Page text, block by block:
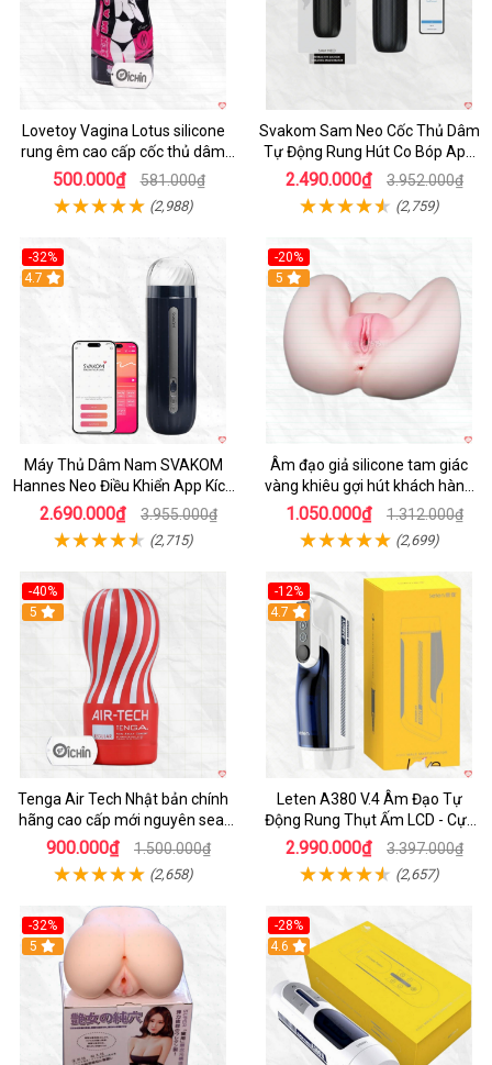
Lovetoy Vagina Lotus silicone
rung êm cao cấp cốc thủ dâm
nam
500.000₫ 581.000₫
(2,988)
Svakom Sam Neo Cốc Thủ Dâm
Tự Động Rung Hút Co Bóp App
Điều Khiển
2.490.000₫ 3.952.000₫
(2,759)
-32%
Hot
4.7
Máy Thủ Dâm Nam SVAKOM
Hannes Neo Điều Khiển App Kích
Thích
2.690.000₫ 3.955.000₫
(2,715)
-20%
Hot
5
Âm đạo giả silicone tam giác
vàng khiêu gợi hút khách hàng
nam
1.050.000₫ 1.312.000₫
(2,699)
-40%
Hot
5
Tenga Air Tech Nhật bản chính
hãng cao cấp mới nguyên seal
giá tốt
900.000₫ 1.500.000₫
(2,658)
-12%
Hot
4.7
Leten A380 V.4 Âm Đạo Tự
Động Rung Thụt Ấm LCD - Cực
Phê
2.990.000₫ 3.397.000₫
(2,657)
-32%
Hot
5
-28%
Hot
4.6